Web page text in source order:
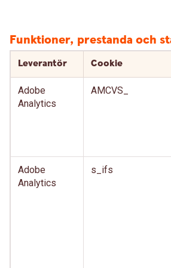
Funktioner, prestanda och
Leverantör Cookie
Adobe
Analytics
AMCVS_
Adobe
Analytics
s_ifs